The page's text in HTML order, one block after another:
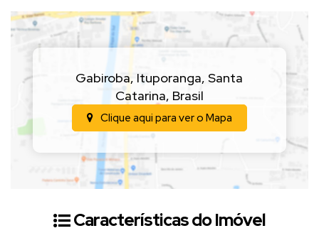
O imóvel conta com:
• 2 quartos
• Sala e cozinha conjugadas
• Lavação coberta
• Aproximadamente 60m²
Ambientes novos, ideais para comércio, escritório ou prestação
(Valor sujeito a alteração sem aviso prévio)
📲 Entre em contato para mais informações e agende uma visita!
Gabiroba, Ituporanga,Santa
Catarina, Brasil
Clique aqui para ver o Mapa
Características do Imóvel